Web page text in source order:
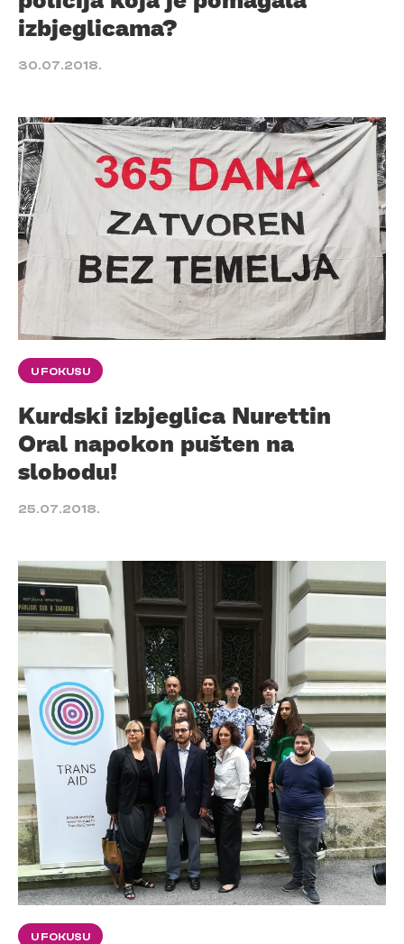
izbjeglicama?
30.07.2018.
U FOKUSU
Kurdski izbjeglica Nurettin
Oral napokon pušten na
slobodu!
25.07.2018.
U FOKUSU